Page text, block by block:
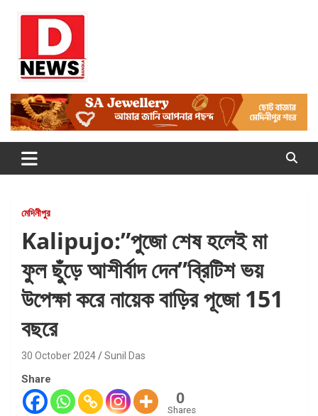
Dnews
#Medinipur24X7News
মেদিনীপুর
Kalipujo:”পুজো শেষ হলেই মা
ফুল ছুঁড়ে আশীর্বাদ দেন”ব্রিটিশ ভয়
উপেক্ষা করে নায়েক বাড়ির পূজো 151
বছরে
30 October 2024 Sunil Das
Share
0
Shares